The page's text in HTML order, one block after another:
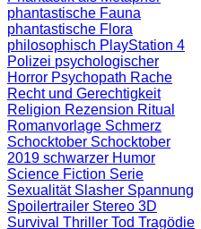
phantastische Fauna
phantastische Flora
philosophisch PlayStation 4
Polizei psychologischer
Horror Psychopath Rache
Recht und Gerechtigkeit
Religion Rezension Ritual
Romanvorlage Schmerz
Schocktober Schocktober
2019 schwarzer Humor
Science Fiction Serie
Sexualität Slasher Spannung
Spoilertrailer Stereo 3D
Survival Thriller Tod Tragödie